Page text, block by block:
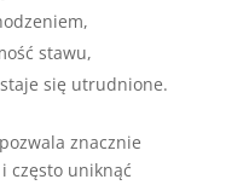
stawu,
się utrudnione.
znacznie
często uniknąć